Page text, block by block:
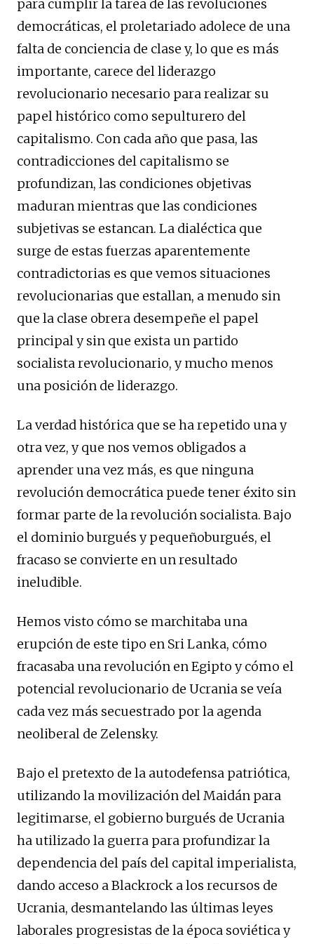
para cumplir la tarea de las revoluciones
democráticas, el proletariado adolece de una
falta de conciencia de clase y, lo que es más
importante, carece del liderazgo
revolucionario necesario para realizar su
papel histórico como sepulturero del
capitalismo. Con cada año que pasa, las
contradicciones del capitalismo se
profundizan, las condiciones objetivas
maduran mientras que las condiciones
subjetivas se estancan. La dialéctica que
surge de estas fuerzas aparentemente
contradictorias es que vemos situaciones
revolucionarias que estallan, a menudo sin
que la clase obrera desempeñe el papel
principal y sin que exista un partido
socialista revolucionario, y mucho menos
una posición de liderazgo.
La verdad histórica que se ha repetido una y
otra vez, y que nos vemos obligados a
aprender una vez más, es que ninguna
revolución democrática puede tener éxito sin
formar parte de la revolución socialista. Bajo
el dominio burgués y pequeñoburgués, el
fracaso se convierte en un resultado
ineludible.
Hemos visto cómo se marchitaba una
erupción de este tipo en Sri Lanka, cómo
fracasaba una revolución en Egipto y cómo el
potencial revolucionario de Ucrania se veía
cada vez más secuestrado por la agenda
neoliberal de Zelensky.
Bajo el pretexto de la autodefensa patriótica,
utilizando la movilización del Maidán para
legitimarse, el gobierno burgués de Ucrania
ha utilizado la guerra para profundizar la
dependencia del país del capital imperialista,
dando acceso a Blackrock a los recursos de
Ucrania, desmantelando las últimas leyes
laborales progresistas de la época soviética y